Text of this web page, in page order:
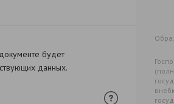
будет
данных.